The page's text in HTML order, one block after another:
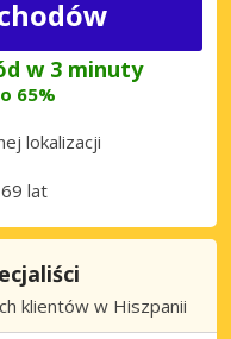
w 3 minuty
65%
lokalizacji
lat
klientów w Hiszpanii